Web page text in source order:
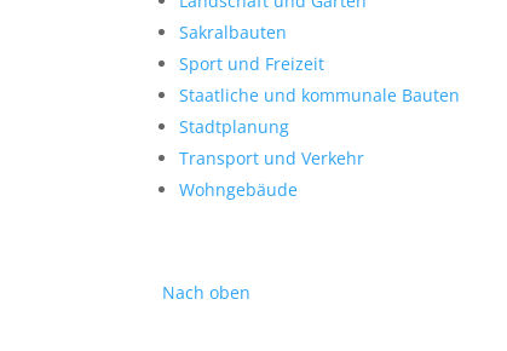
Sakralbauten
Sport und Freizeit
Staatliche und kommunale Bauten
Stadtplanung
Transport und Verkehr
Wohngebäude
Nach oben